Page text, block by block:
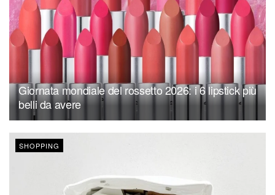
Giornata mondiale del rossetto 2026: i 6 lipstick più
belli da avere
SHOPPING